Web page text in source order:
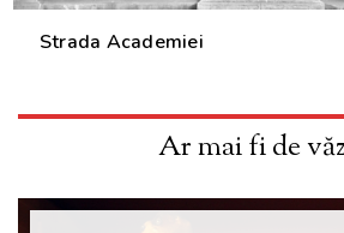
Strada Academiei
Ar mai fi de